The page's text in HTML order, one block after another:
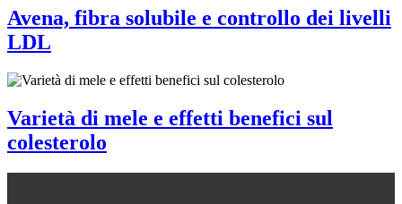
Avena, fibra solubile e controllo dei livelli
LDL
Varietà di mele e effetti benefici sul
colesterolo